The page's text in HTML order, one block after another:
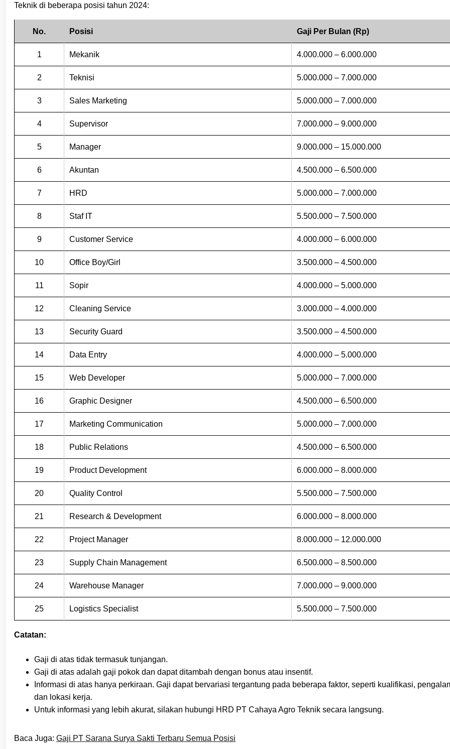
Teknik di beberapa posisi tahun 2024:
No. Posisi Gaji Per Bulan (Rp)
1 Mekanik 4.000.000 – 6.000.000
2 Teknisi 5.000.000 – 7.000.000
3 Sales Marketing 5.000.000 – 7.000.000
4 Supervisor 7.000.000 – 9.000.000
5 Manager 9.000.000 – 15.000.000
6 Akuntan 4.500.000 – 6.500.000
7 HRD 5.000.000 – 7.000.000
8 Staf IT 5.500.000 – 7.500.000
9 Customer Service 4.000.000 – 6.000.000
10 Office Boy/Girl 3.500.000 – 4.500.000
11 Sopir 4.000.000 – 5.000.000
12 Cleaning Service 3.000.000 – 4.000.000
13 Security Guard 3.500.000 – 4.500.000
14 Data Entry 4.000.000 – 5.000.000
15 Web Developer 5.000.000 – 7.000.000
16 Graphic Designer 4.500.000 – 6.500.000
17 Marketing Communication 5.000.000 – 7.000.000
18 Public Relations 4.500.000 – 6.500.000
19 Product Development 6.000.000 – 8.000.000
20 Quality Control 5.500.000 – 7.500.000
21 Research & Development 6.000.000 – 8.000.000
22 Project Manager 8.000.000 – 12.000.000
23 Supply Chain Management 6.500.000 – 8.500.000
24 Warehouse Manager 7.000.000 – 9.000.000
25 Logistics Specialist 5.500.000 – 7.500.000
Catatan:
Gaji di atas tidak termasuk tunjangan.
Gaji di atas adalah gaji pokok dan dapat ditambah dengan bonus atau insentif.
Informasi di atas hanya perkiraan. Gaji dapat bervariasi tergantung pada beberapa faktor, seperti kualifikasi,
dan lokasi kerja.
Untuk informasi yang lebih akurat, silakan hubungi HRD PT Cahaya Agro Teknik secara langsung.
Baca Juga: Gaji PT Sarana Surya Sakti Terbaru Semua Posisi